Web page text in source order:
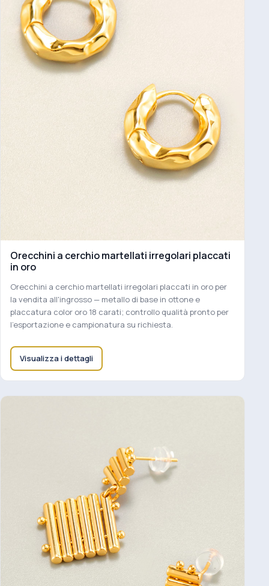
Orecchini a cerchio martellati irregolari placcati
in oro
Orecchini a cerchio martellati irregolari placcati in oro per
la vendita all'ingrosso — metallo di base in ottone e
placcatura color oro 18 carati; controllo qualità pronto per
l'esportazione e campionatura su richiesta.
Visualizza i dettagli